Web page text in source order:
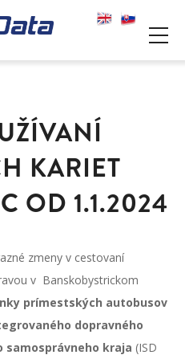
NAVIGATION
KARIET
OD 1.1.2024
zmeny v cestovaní
v Banskobystrickom
prímestských autobusov
dopravného
samosprávneho kraja (ISD